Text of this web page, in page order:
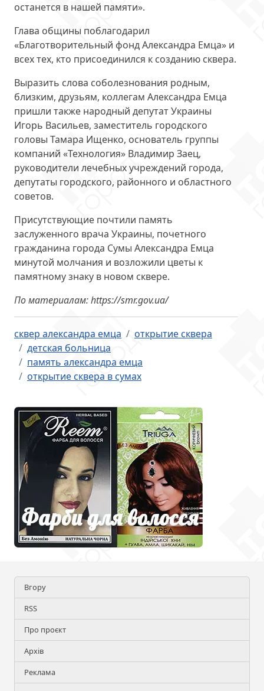
останется в нашей памяти».
Глава общины поблагодарил
«Благотворительный фонд Александра Емца» и
всех тех, кто присоединился к созданию сквера.
Выразить слова соболезнования родным,
близким, друзьям, коллегам Александра Емца
пришли также народный депутат Украины
Игорь Васильев, заместитель городского
головы Тамара Ищенко, основатель группы
компаний «Технология» Владимир Заец,
руководители лечебных учреждений города,
депутаты городского, районного и областного
советов.
Присутствующие почтили память
заслуженного врача Украины, почетного
гражданина города Сумы Александра Емца
минутой молчания и возложили цветы к
памятному знаку в новом сквере.
По материалам: https://smr.gov.ua/
сквер александра емца
открытие сквера
детская больница
память александра емца
открытие сквера в сумах
Вгору
RSS
Про проєкт
Архів
Реклама